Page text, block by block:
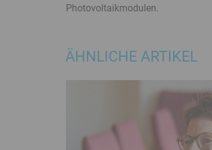
Photovoltaikmodulen.
ÄHNLICHE ARTIKEL